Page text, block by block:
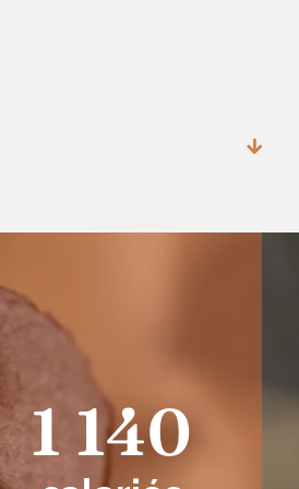
1 140